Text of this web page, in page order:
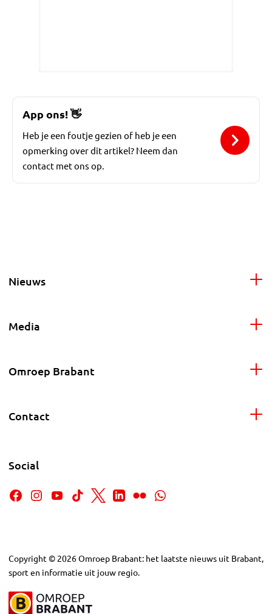
App ons!👋
Heb je een foutje gezien of heb je een
opmerking over dit artikel? Neem dan
contact met ons op.
Nieuws
Media
Omroep Brabant
Contact
Social
Copyright © 2026Omroep Brabant: het laatste nieuws uit Brabant,
sport en informatie uit jouw regio.